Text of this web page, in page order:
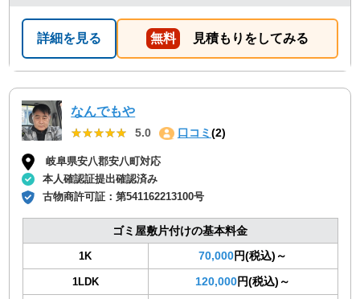
詳細を見る 無料 見積もりをしてみる
なんでもや
★★★★★
★★★★★ 5.0 口コミ (2)
岐阜県安八郡安八町対応
本人確認証提出確認済み
古物商許可証：第541162213100号
ゴミ屋敷片付けの基本料金
1K 70,000円(税込)～
1LDK 120,000円(税込)～